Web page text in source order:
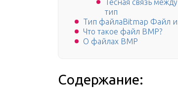
Тесная связь
тип
Тип файлаBitmap Файл
Что такое файл BMP?
О файлах BMP
Содержание: